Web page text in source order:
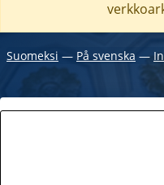
Suomeksi ― På svenska ―